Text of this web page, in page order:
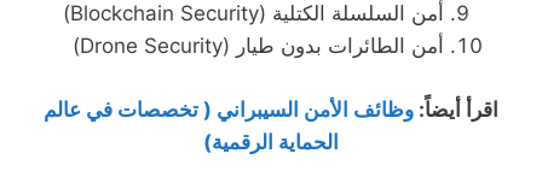
أمن السلسلة الكتلية (Blockchain Security)
أمن الطائرات بدون طيار (Drone Security)
اقرأ أيضاً: وظائف الأمن السيبراني ( تخصصات في عالم
الحماية الرقمية)